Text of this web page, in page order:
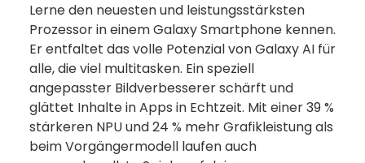
Lerne den neuesten und leistungsstärksten
Prozessor in einem Galaxy Smartphone kennen.
Er entfaltet das volle Potenzial von Galaxy AI für
alle, die viel multitasken. Ein speziell
angepasster Bildverbesserer schärft und
glättet Inhalte in Apps in Echtzeit. Mit einer 39 %
stärkeren NPU und 24 % mehr Grafikleistung als
beim Vorgängermodell laufen auch